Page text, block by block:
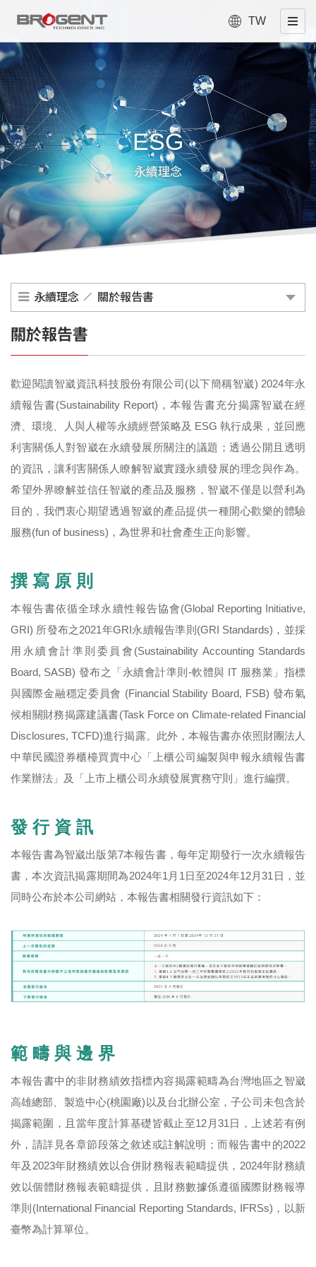
TW
ESG
永續理念
永續理念 關於報告書
關於報告書
歡迎閱讀智崴資訊科技股份有限公司(以下簡稱智崴) 2024年永
續報告書(Sustainability Report)，本報告書充分揭露智崴在經
濟、環境、人與人權等永續經營策略及 ESG 執行成果，並回應
利害關係人對智崴在永續發展所關注的議題；透過公開且透明
的資訊，讓利害關係人瞭解智崴實踐永續發展的理念與作為。
希望外界瞭解並信任智崴的產品及服務，智崴不僅是以營利為
目的，我們衷心期望透過智崴的產品提供一種開心歡樂的體驗
服務(fun of business)，為世界和社會產生正向影響。
撰 寫 原 則
本報告書依循全球永續性報告協會(Global Reporting Initiative,
GRI) 所發布之2021年GRI永續報告準則(GRI Standards)，並採
用永續會計準則委員會(Sustainability Accounting Standards
Board, SASB) 發布之「永續會計準則-軟體與 IT 服務業」指標
與國際金融穩定委員會 (Financial Stability Board, FSB) 發布氣
候相關財務揭露建議書(Task Force on Climate-related Financial
Disclosures, TCFD)進行揭露。此外，本報告書亦依照財團法人
中華民國證券櫃檯買賣中心「上櫃公司編製與申報永續報告書
作業辦法」及「上市上櫃公司永續發展實務守則」進行編撰。
發 行 資 訊
本報告書為智崴出版第7本報告書，每年定期發行一次永續報告
書，本次資訊揭露期間為2024年1月1日至2024年12月31日，並
同時公布於本公司網站，本報告書相關發行資訊如下：
範 疇 與 邊 界
本報告書中的非財務績效指標內容揭露範疇為台灣地區之智崴
高雄總部、製造中心(桃園廠)以及台北辦公室，子公司未包含於
揭露範圍，且當年度計算基礎皆截止至12月31日，上述若有例
外，請詳見各章節段落之敘述或註解說明；而報告書中的2022
年及2023年財務績效以合併財務報表範疇提供，2024年財務績
效以個體財務報表範疇提供，且財務數據係遵循國際財務報導
準則(International Financial Reporting Standards, IFRSs)，以新
臺幣為計算單位。